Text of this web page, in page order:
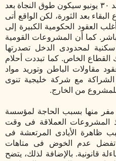
وكان يأمل أن التوجه التوسعى بعد ٣٠ يونيو سيكون طوق النجاة بعد
بعد الثورة، لكن الواقع أتى
العقود الحكومية الكبيرة إلى
كما أن المشروعات القومية
لمحدودى الدخل تصدرتها
الخاص. كما تبددت أحلام
مقاولات الباطن وتوريد مواد
الشراكة مع شركة خليجية تنوى
للمشروع من الخارج.
مفر منها بسبب الحاجة لمؤسسة
المشروعات العملاقة فى وقت
ظاهرة الأيادى المرتعشة فى
تفضل عدم الخوض فى متاهات
قانونية. بالإضافة لذلك، يتضح